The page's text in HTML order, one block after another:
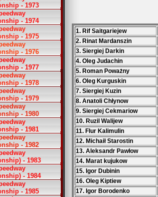
- 1973
- 1974
- 1975
- 1976
- 1977
- 1978
- 1979
- 1980
- 1981
- 1982
- 1983
- 1984
- 1985
1. Rif Saitgariejew
2. Rinat Mardanszin
3. Siergiej Darkin
4. Oleg Judachin
5. Roman Poważny
6. Oleg Kurguskin
7. Siergiej Kuzin
8. Anatoli Chłynow
9. Siergiej Cekmariow
10. Ruzil Walijew
11. Flur Kalimulin
12. Michaił Starostin
13. Aleksandr Pawłow
14. Marat kujukow
15. Igor Dubinin
16. Oleg Kiptiew
17. Igor Borodenko